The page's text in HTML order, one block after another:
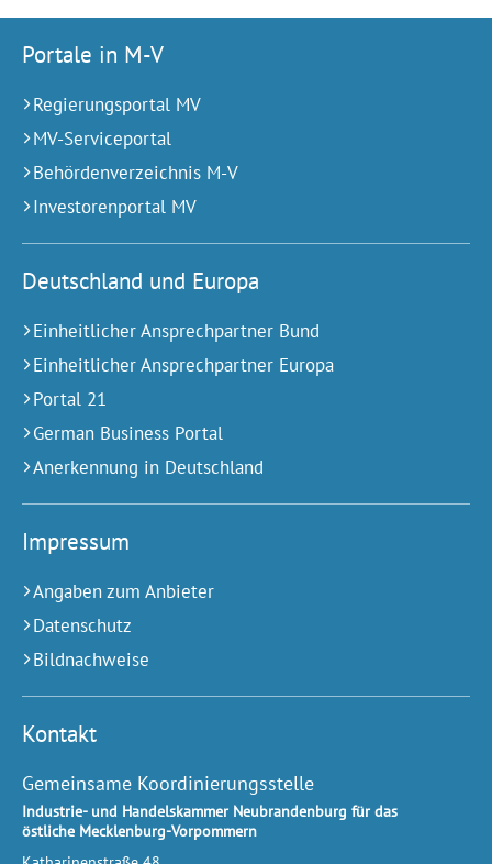
Portale in M-V
Regierungsportal MV
MV-Serviceportal
Behördenverzeichnis M-V
Investorenportal MV
Deutschland und Europa
Einheitlicher Ansprechpartner Bund
Einheitlicher Ansprechpartner Europa
Portal 21
German Business Portal
Anerkennung in Deutschland
Impressum
Angaben zum Anbieter
Datenschutz
Bildnachweise
Kontakt
Gemeinsame Koordinierungsstelle
Industrie- und Handelskammer Neubrandenburg für das
östliche Mecklenburg-Vorpommern